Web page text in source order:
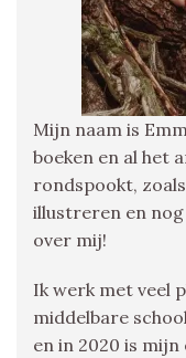
Mijn naam is
boeken en al het
rondspookt,
illustreren en nog
over mij!
Ik werk met veel
middelbare
en in 2020 is mijn